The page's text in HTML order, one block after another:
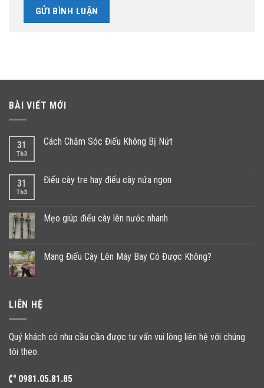
BÀI VIẾT MỚI
31
Th3
Cách Chăm Sóc Điếu Không Bị Nứt
31
Th3
Điếu cày tre hay điếu cày nứa ngon
Mẹo giúp điếu cày lên nước nhanh
Mang Điếu Cày Lên Máy Bay Có Được Không?
LIÊN HỆ
Quý khách có nhu cầu cần được tư vấn vui lòng liên hệ với chúng
tôi theo:
0981.05.81.85